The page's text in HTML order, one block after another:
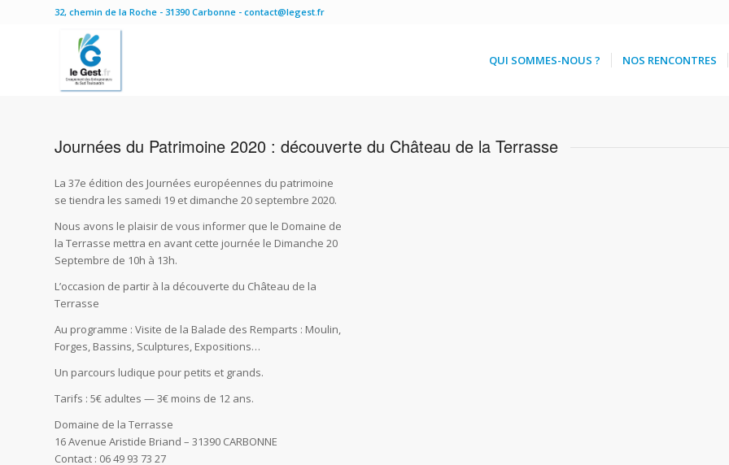
32, chemin de la Roche - 31390 Carbonne - contact@legest.fr
QUI SOMMES-NOUS ? NOS RENCONTRES
Journées du Patrimoine 2020 : découverte du Château de la Terrasse
La 37e édition des Journées européennes du patrimoine
se tiendra les samedi 19 et dimanche 20 septembre 2020.
Nous avons le plaisir de vous informer que le Domaine de
la Terrasse mettra en avant cette journée le Dimanche 20
Septembre de 10h à 13h.
L’occasion de partir à la découverte du Château de la
Terrasse
Au programme : Visite de la Balade des Remparts : Moulin,
Forges, Bassins, Sculptures, Expositions…
Un parcours ludique pour petits et grands.
Tarifs : 5€ adultes — 3€ moins de 12 ans.
Domaine de la Terrasse
16 Avenue Aristide Briand – 31390 CARBONNE
Contact : 06 49 93 73 27